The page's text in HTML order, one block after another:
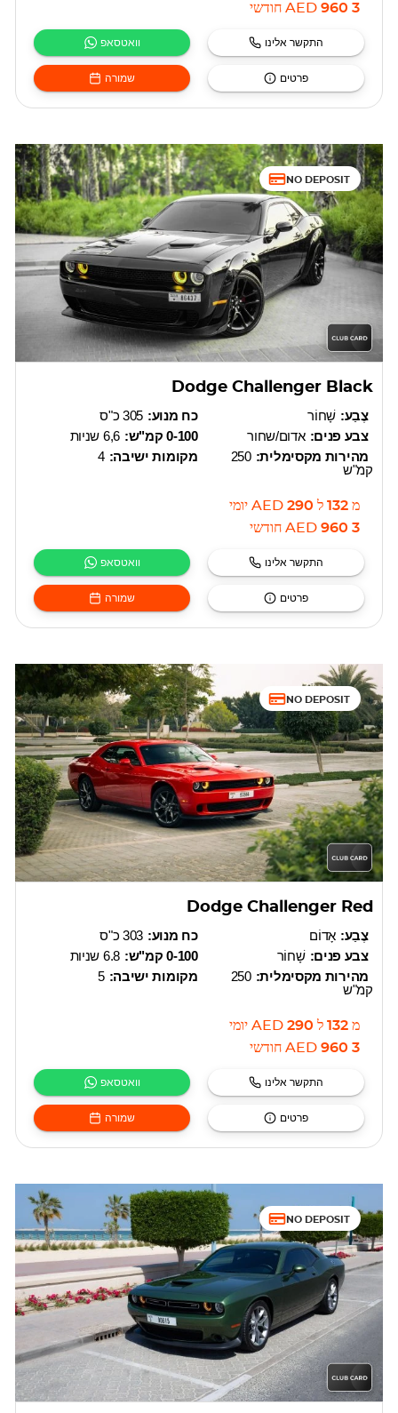
3 960
AED חודשי
וואטסאפ התקשר אלינו
שמורה פרטים
NO DEPOSIT
Dodge Challenger Black
כח מנוע: 305 כ"ס
0-100 קמ"ש:
6,6 שניות
מקומות ישיבה: 4
צֶבַע: שָׁחוֹר
צבע פנים: אדום/שחור
מהירות מקסימלית: 250
קמ"ש
מ 132 ל 290
AED יומי
3 960
AED חודשי
וואטסאפ התקשר אלינו
שמורה פרטים
NO DEPOSIT
Dodge Challenger Red
כח מנוע: 303 כ"ס
0-100 קמ"ש:
6.8 שניות
מקומות ישיבה: 5
צֶבַע: אָדוֹם
צבע פנים: שָׁחוֹר
מהירות מקסימלית: 250
קמ"ש
מ 132 ל 290
AED יומי
3 960
AED חודשי
וואטסאפ התקשר אלינו
שמורה פרטים
NO DEPOSIT